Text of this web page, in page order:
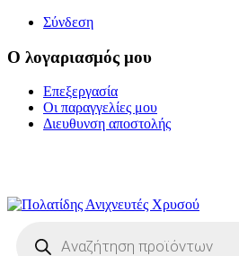
Σύνδεση
Ο λογαριασμός μου
Επεξεργασία
Οι παραγγελίες μου
Διευθυνση αποστολής
search